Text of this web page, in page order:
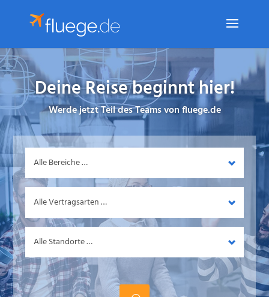
Deine Reise beginnt hier!
Werde jetzt Teil des Teams von fluege.de
Bereich
Vertragsart
Standort